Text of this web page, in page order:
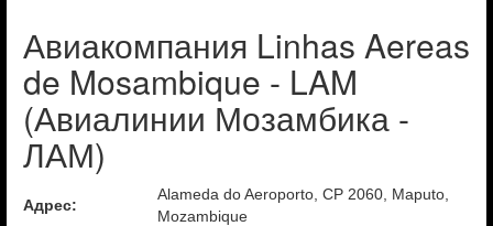
Авиакомпания Linhas Aereas
de Mosambique - LAM
(Авиалинии Мозамбика -
ЛАМ)
Адрес:
Alameda do Aeroporto, CP 2060, Maputo,
Mozambique